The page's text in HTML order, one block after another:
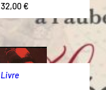
32,00€
Livre